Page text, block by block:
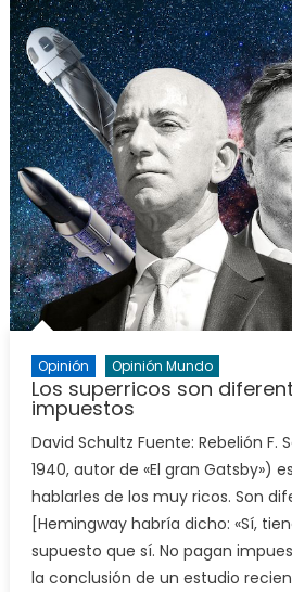
Opinión Opinión Mundo
Los superricos son
impuestos
David Schultz Fuente: Rebelión F.
1940, autor de «El gran Gatsby»)
hablarles de los muy ricos. Son
[Hemingway habría dicho: «Sí,
supuesto que sí. No pagan
la conclusión de un estudio